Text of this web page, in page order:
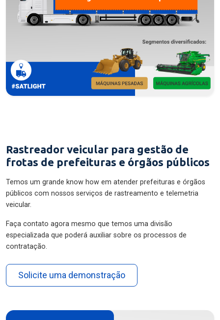
Rastreador veicular para gestão de
frotas de prefeituras e órgãos públicos
Temos um grande know how em atender prefeituras e órgãos
públicos com nossos serviços de rastreamento e telemetria
veicular.
Faça contato agora mesmo que temos uma divisão
especializada que poderá auxiliar sobre os processos de
contratação.
Solicite uma demonstração